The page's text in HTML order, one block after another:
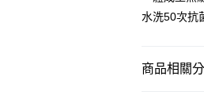
１．簡單：
【「AFTEE
全家取付
水洗50次抗
商品相關